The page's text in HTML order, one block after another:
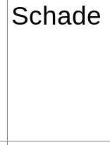
Schade